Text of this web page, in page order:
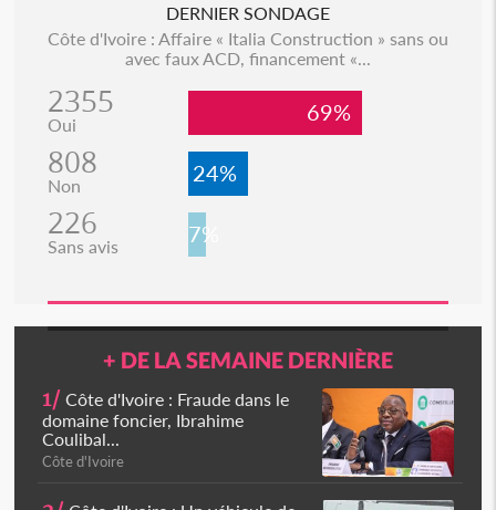
DERNIER SONDAGE
Côte d'Ivoire : Affaire « Italia Construction » sans ou
avec faux ACD, financement «...
2355
Oui 69%
808
Non 24%
226
Sans avis 7%
+ DE LA SEMAINE DERNIÈRE
1/ Côte d'Ivoire : Fraude dans le
domaine foncier, Ibrahime
Coulibal...
Côte d'Ivoire